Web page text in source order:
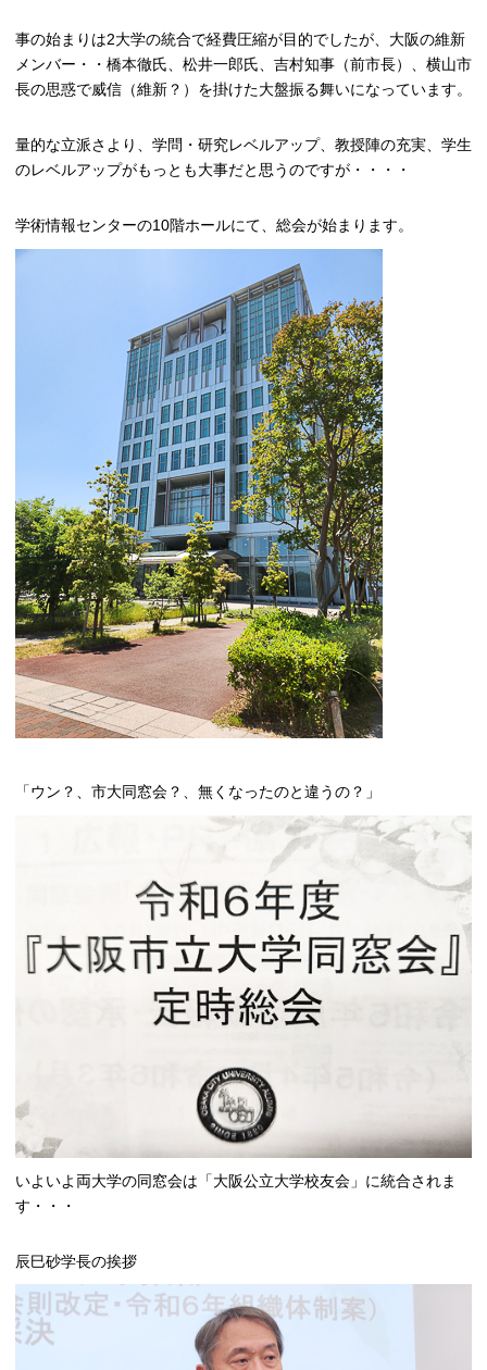
事の始まりは2大学の統合で経費圧縮が目的でしたが、大阪の維新
メンバー・・橋本徹氏、松井一郎氏、吉村知事（前市長）、横山市
長の思惑で威信（維新？）を掛けた大盤振る舞いになっています。
量的な立派さより、学問・研究レベルアップ、教授陣の充実、学生
のレベルアップがもっとも大事だと思うのですが・・・・
学術情報センターの10階ホールにて、総会が始まります。
「ウン？、市大同窓会？、無くなったのと違うの？」
いよいよ両大学の同窓会は「大阪公立大学校友会」に統合されま
す・・・
辰巳砂学長の挨拶